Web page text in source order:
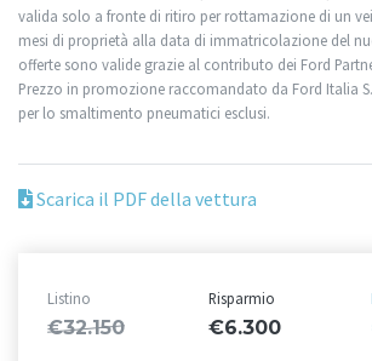
valida solo a fronte di ritiro per rottamazione di un
mesi di proprietà alla data di immatricolazione del
offerte sono valide grazie al contributo dei Ford
Prezzo in promozione raccomandato da Ford Italia
per lo smaltimento pneumatici esclusi.
Scarica il PDF della vettura
Listino
€32.150
Risparmio
€6.300